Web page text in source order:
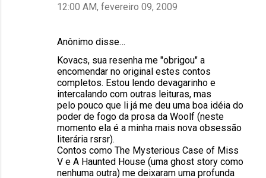
12:00 AM, fevereiro 09, 2009
Anônimo disse…
Kovacs, sua resenha me "obrigou" a
encomendar no original estes contos
completos. Estou lendo devagarinho e
intercalando com outras leituras, mas
pelo pouco que li já me deu uma boa idéia do
poder de fogo da prosa da Woolf (neste
momento ela é a minha mais nova obsessão
literária rsrsr).
Contos como The Mysterious Case of Miss
V e A Haunted House (uma ghost story como
nenhuma outra) me deixaram uma profunda